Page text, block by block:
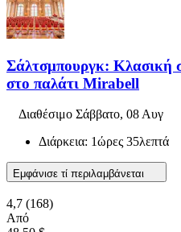
Σάλτσμπουργκ: Κλασική
στο παλάτι Mirabell
Διαθέσιμο Σάββατο, 08 Αυγ
Διάρκεια: 1ώρες 35λεπτά
Εμφάνισε τί περιλαμβάνεται
4,7 (168)
Από